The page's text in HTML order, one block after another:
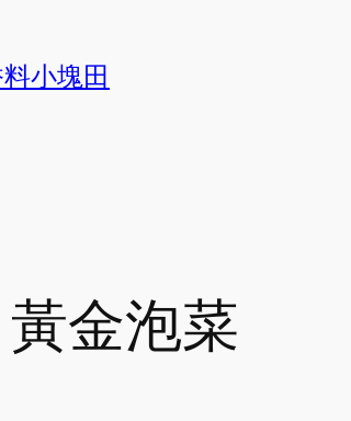
小塊田
黃金泡菜